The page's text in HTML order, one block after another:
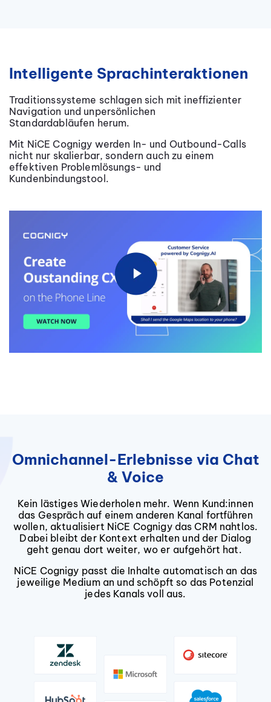
Intelligente Sprachinteraktionen
Traditionssysteme schlagen sich mit ineffizienter
Navigation und unpersönlichen
Standardabläufen herum.
Mit NiCE Cognigy werden In- und Outbound-Calls
nicht nur skalierbar, sondern auch zu einem
effektiven Problemlösungs- und
Kundenbindungstool.
Omnichannel-Erlebnisse via Chat
& Voice
Kein lästiges Wiederholen mehr. Wenn Kund:innen
das Gespräch auf einem anderen Kanal fortführen
wollen, aktualisiert NiCE Cognigy das CRM nahtlos.
Dabei bleibt der Kontext erhalten und der Dialog
geht genau dort weiter, wo er aufgehört hat.
NiCE Cognigy passt die Inhalte automatisch an das
jeweilige Medium an und schöpft so das Potenzial
jedes Kanals voll aus.